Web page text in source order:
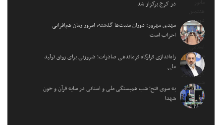
در کرج برگزار شد
مهدی مهرور: دوران منیت‌ها گذشته، امروز زمان هم‌افزایی
احزاب است
راه‌اندازی قرارگاه فرماندهی صادرات؛ ضرورتی برای رونق تولید
ملی
به سوی فتح؛ شب همبستگی ملی و استانی در سایه قرآن و خون
شهدا